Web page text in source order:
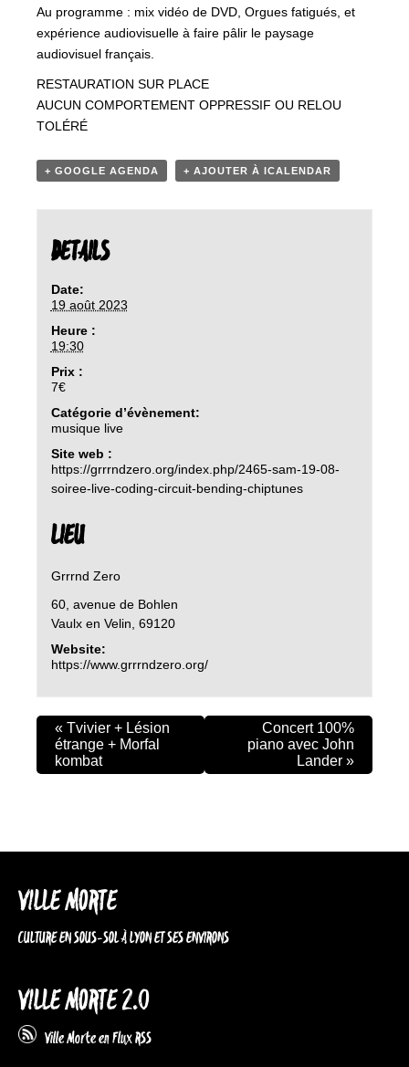
Au programme : mix vidéo de DVD, Orgues fatigués, et
expérience audiovisuelle à faire pâlir le paysage
audiovisuel français.
RESTAURATION SUR PLACE
AUCUN COMPORTEMENT OPPRESSIF OU RELOU
TOLÉRÉ
+ GOOGLE AGENDA + AJOUTER À ICALENDAR
DETAILS
Date:
19 août 2023
Heure :
19:30
Prix :
7€
Catégorie d’évènement:
musique live
Site web :
https://grrrndzero.org/index.php/2465-sam-19-08-
soiree-live-coding-circuit-bending-chiptunes
LIEU
Grrrnd Zero
60, avenue de Bohlen
Vaulx en Velin 69120
Website:
https://www.grrrndzero.org/
« Tvivier + Lésion
étrange + Morfal
kombat
Concert 100%
piano avec John
Lander »
VILLE MORTE
CULTURE EN SOUS-SOL À LYON ET SES ENVIRONS
VILLE MORTE 2.0
Ville Morte en Flux RSS